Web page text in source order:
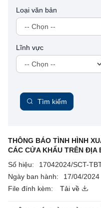
Loại văn bản
Lĩnh vực
Tìm kiếm
THÔNG BÁO TÌNH HÌNH
CÁC CỬA KHẨU TRÊN ĐỊA
Số hiệu:
17042024/SCT-
Ngày ban hành:
17/04/2024
File đính kèm:
Tải về